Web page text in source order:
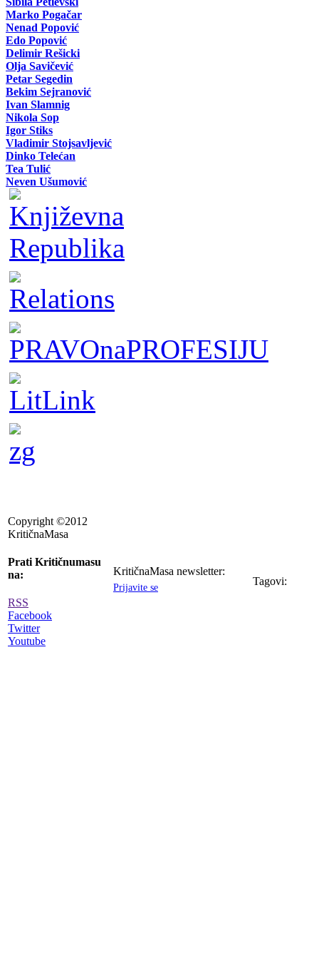
Marko Pogačar
Nenad Popović
Edo Popović
Delimir Rešicki
Olja Savičević
Petar Segedin
Bekim Sejranović
Ivan Slamnig
Nikola Sop
Igor Stiks
Vladimir Stojsavljević
Dinko Telećan
Tea Tulić
Neven Ušumović
Copyright ©2012
KritičnaMasa
Prati Kritičnumasu
na:
RSS
Facebook
Twitter
Youtube
KritičnaMasa newsletter:
Prijavite se
Tagovi: